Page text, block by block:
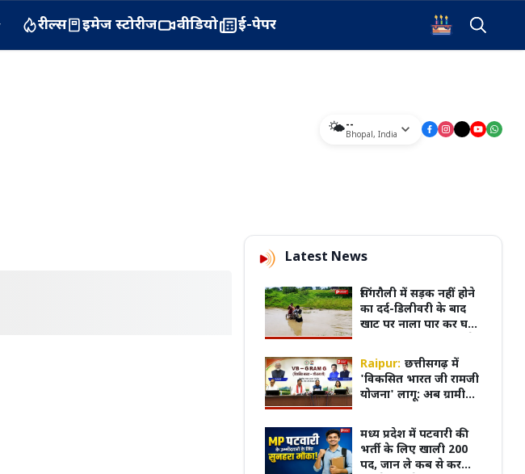
रील्स इमेज स्टोरीज वीडियो ई-पेपर
🌤️--
Bhopal, India
Latest News
सिंगरौली में सड़क नहीं होने
का दर्द-डिलीवरी के बाद
खाट पर नाला पार कर घर
की जा रही पुलिया निर्माण
की मांग
Raipur: छत्तीसगढ़ में
'विकसित भारत जी रामजी
योजना' लागू: अब ग्रामीणों
में होंगे 318 तरह के विकास
कार्य
मध्य प्रदेश में पटवारी की
भर्ती के लिए खाली 200
पद, जान ले कब से कर